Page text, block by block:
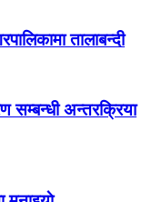
तालाबन्दी
सम्बन्धी अन्तरक्रिया